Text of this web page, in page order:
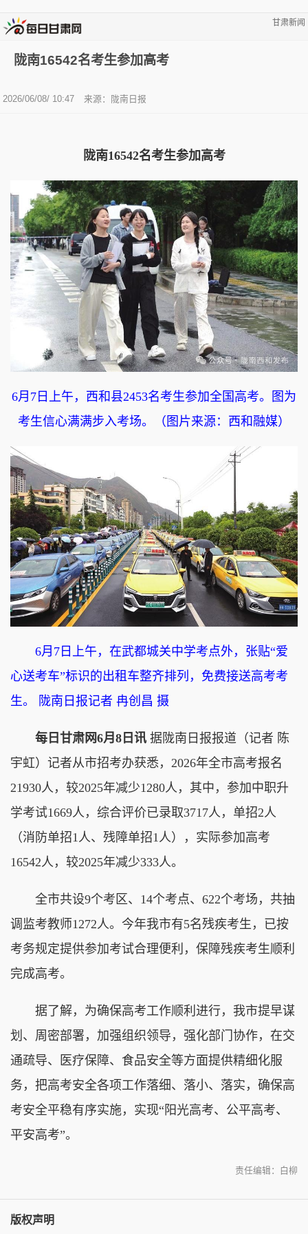
甘肃新闻
陇南16542名考生参加高考
2026/06/08/ 10:47 来源：陇南日报
陇南16542名考生参加高考
6月7日上午，西和县2453名考生参加全国高考。图为
考生信心满满步入考场。（图片来源：西和融媒）
6月7日上午，在武都城关中学考点外，张贴“爱
心送考车”标识的出租车整齐排列，免费接送高考考
生。 陇南日报记者 冉创昌 摄
每日甘肃网6月8日讯 据陇南日报报道（记者 陈
宇虹）记者从市招考办获悉，2026年全市高考报名
21930人，较2025年减少1280人，其中，参加中职升
学考试1669人，综合评价已录取3717人，单招2人
（消防单招1人、残障单招1人），实际参加高考
16542人，较2025年减少333人。
全市共设9个考区、14个考点、622个考场，共抽
调监考教师1272人。今年我市有5名残疾考生，已按
考务规定提供参加考试合理便利，保障残疾考生顺利
完成高考。
据了解，为确保高考工作顺利进行，我市提早谋
划、周密部署，加强组织领导，强化部门协作，在交
通疏导、医疗保障、食品安全等方面提供精细化服
务，把高考安全各项工作落细、落小、落实，确保高
考安全平稳有序实施，实现“阳光高考、公平高考、
平安高考”。
责任编辑：白柳
版权声明